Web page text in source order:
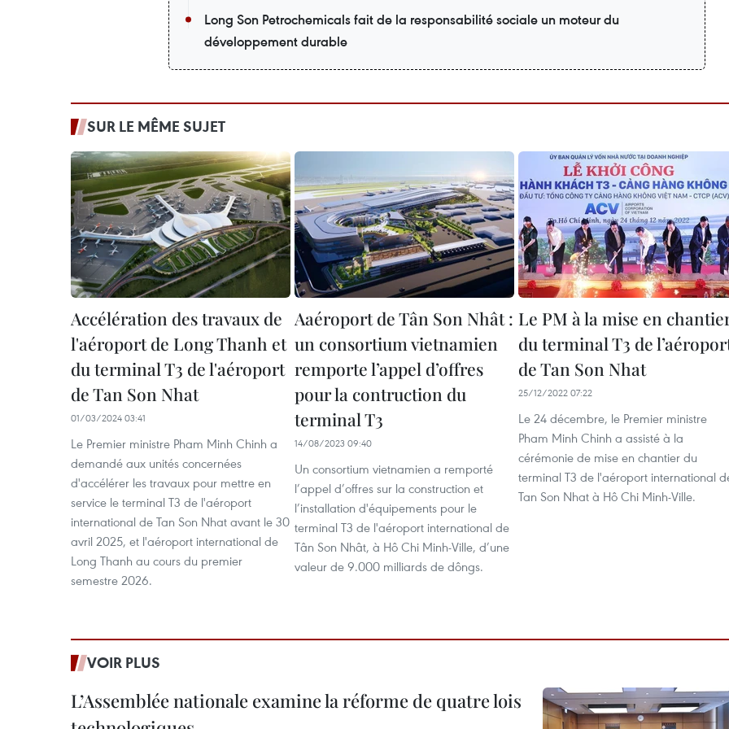
Long Son Petrochemicals fait de la responsabilité sociale un moteur du
développement durable
SUR LE MÊME SUJET
Accélération des travaux de
l'aéroport de Long Thanh et
du terminal T3 de l'aéroport
de Tan Son Nhat
01/03/2024 03:41
Le Premier ministre Pham Minh Chinh a
demandé aux unités concernées
d'accélérer les travaux pour mettre en
service le terminal T3 de l'aéroport
international de Tan Son Nhat avant le 30
avril 2025, et l'aéroport international de
Long Thanh au cours du premier
semestre 2026.
Aaéroport de Tân Son Nhât :
un consortium vietnamien
remporte l’appel d’offres
pour la contruction du
terminal T3
14/08/2023 09:40
Un consortium vietnamien a remporté
l’appel d’offres sur la construction et
l’installation d'équipements pour le
terminal T3 de l'aéroport international de
Tân Son Nhât, à Hô Chi Minh-Ville, d’une
valeur de 9.000 milliards de dôngs.
Le PM à la mise en
du terminal T3 de
de Tan Son Nhat
25/12/2022 07:22
Le 24 décembre, le Premier ministre
Pham Minh Chinh a assisté à la
cérémonie de mise en chantier du
terminal T3 de l'aéroport international
Tan Son Nhat à Hô Chi Minh-Ville.
VOIR PLUS
L’Assemblée nationale examine la réforme de quatre lois